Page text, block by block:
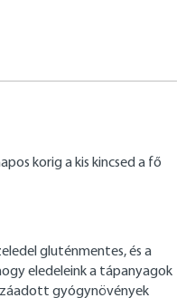
korig a kis kincsed a fő
gluténmentes, és a
eledeleink a tápanyagok
gyógynövények